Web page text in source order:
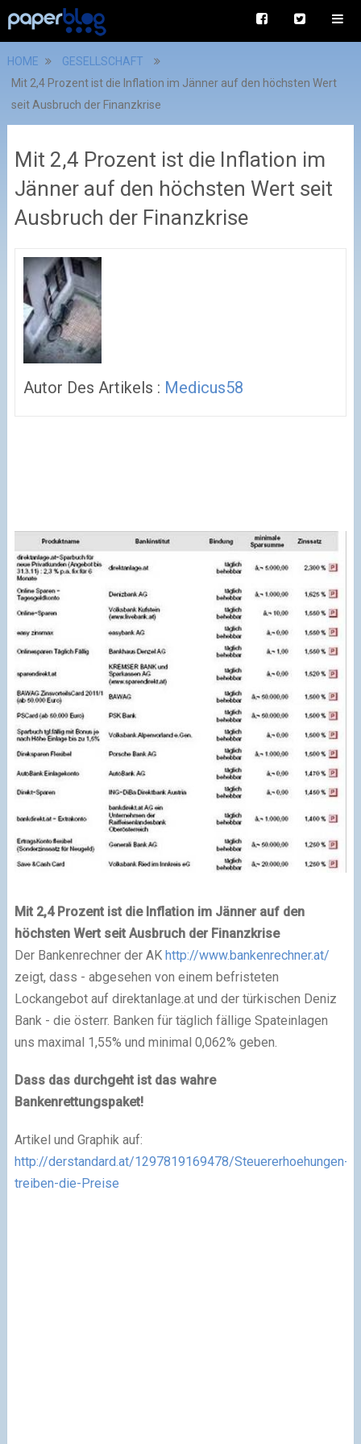
HOME
GESELLSCHAFT
Mit 2,4 Prozent ist die Inflation im Jänner auf den höchsten Wert
seit Ausbruch der Finanzkrise
Mit 2,4 Prozent ist die Inflation im
Jänner auf den höchsten Wert seit
Ausbruch der Finanzkrise
Autor Des Artikels : Medicus58
Mit 2,4 Prozent ist die Inflation im Jänner auf den
höchsten Wert seit Ausbruch der Finanzkrise
Der Bankenrechner der AK http://www.bankenrechner.at/
zeigt, dass - abgesehen von einem befristeten
Lockangebot auf direktanlage.at und der türkischen Deniz
Bank - die österr. Banken für täglich fällige Spateinlagen
uns maximal 1,55% und minimal 0,062% geben.
Dass das durchgeht ist das wahre
Bankenrettungspaket!
Artikel und Graphik auf:
http://derstandard.at/1297819169478/Steuererhoehungen-
treiben-die-Preise